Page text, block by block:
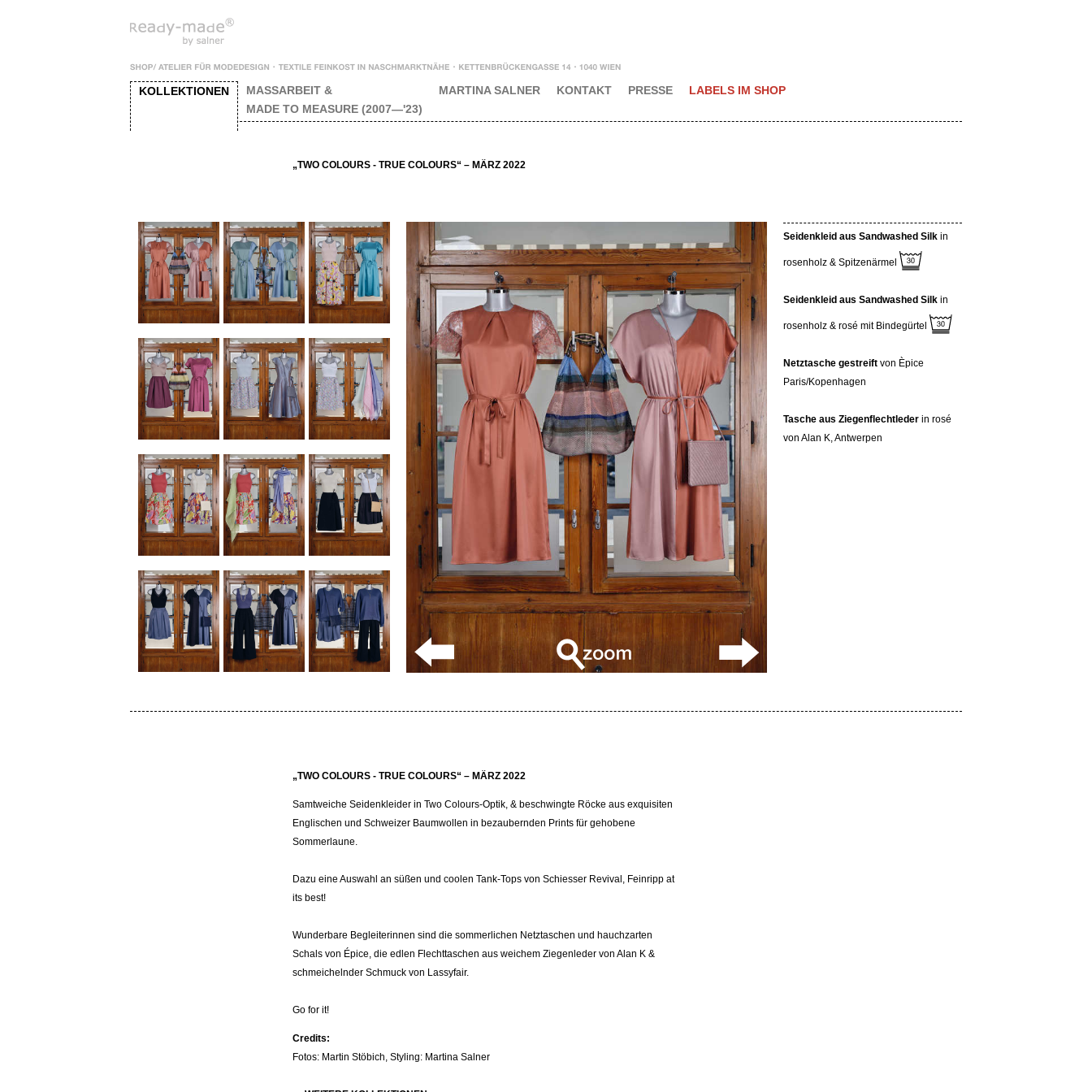
KOLLEKTIONEN
MASSARBEIT &
MADE TO MEASURE (2007—'23)
MARTINA SALNER KONTAKT PRESSE LABELS IM SHOP
„TWO COLOURS - TRUE COLOURS“ – MÄRZ 2022
Seidenkleid aus Sandwashed Silk in
rosenholz & Spitzenärmel
Seidenkleid aus Sandwashed Silk in
rosenholz & rosé mit Bindegürtel
Netztasche gestreift von Èpice
Paris/Kopenhagen
Tasche aus Ziegenflechtleder in rosé
von Alan K, Antwerpen
„TWO COLOURS - TRUE COLOURS“ – MÄRZ 2022
Samtweiche Seidenkleider in Two Colours-Optik, & beschwingte Röcke aus exquisiten
Englischen und Schweizer Baumwollen in bezaubernden Prints für gehobene
Sommerlaune.
Dazu eine Auswahl an süßen und coolen Tank-Tops von Schiesser Revival, Feinripp at
its best!
Wunderbare Begleiterinnen sind die sommerlichen Netztaschen und hauchzarten
Schals von Épice, die edlen Flechttaschen aus weichem Ziegenleder von Alan K &
schmeichelnder Schmuck von Lassyfair.
Go for it!
Credits:
Fotos: Martin Stöbich, Styling: Martina Salner